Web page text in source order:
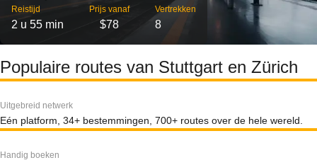
Reistijd
2 u 55 min
Prijs vanaf
$78
Vertrekken
8
Populaire routes van Stuttgart en Zürich
Uitgebreid netwerk
Eén platform, 34+ bestemmingen, 700+ routes over de hele wereld.
Handig boeken